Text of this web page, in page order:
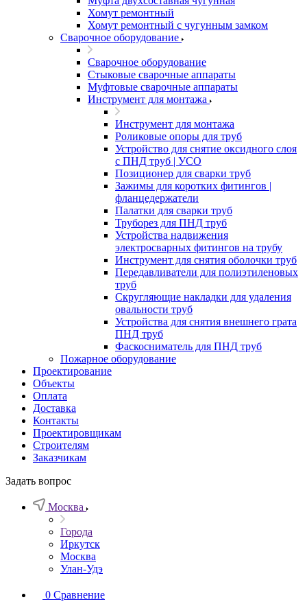
Хомут ремонтный
Хомут ремонтный с чугунным замком
Сварочное оборудование
Сварочное оборудование
Стыковые сварочные аппараты
Муфтовые сварочные аппараты
Инструмент для монтажа
Инструмент для монтажа
Роликовые опоры для труб
Устройство для снятие оксидного слоя
с ПНД труб | УСО
Позиционер для сварки труб
Зажимы для коротких фитингов |
фланцедержатели
Палатки для сварки труб
Труборез для ПНД труб
Устройства надвижения
электросварных фитингов на трубу
Инструмент для снятия оболочки труб
Передавливатели для полиэтиленовых
труб
Скругляющие накладки для удаления
овальности труб
Устройства для снятия внешнего грата
ПНД труб
Фаскосниматель для ПНД труб
Пожарное оборудование
Проектирование
Объекты
Оплата
Доставка
Контакты
Проектировщикам
Строителям
Заказчикам
Задать вопрос
Москва
Города
Иркутск
Москва
Улан-Удэ
0 Сравнение